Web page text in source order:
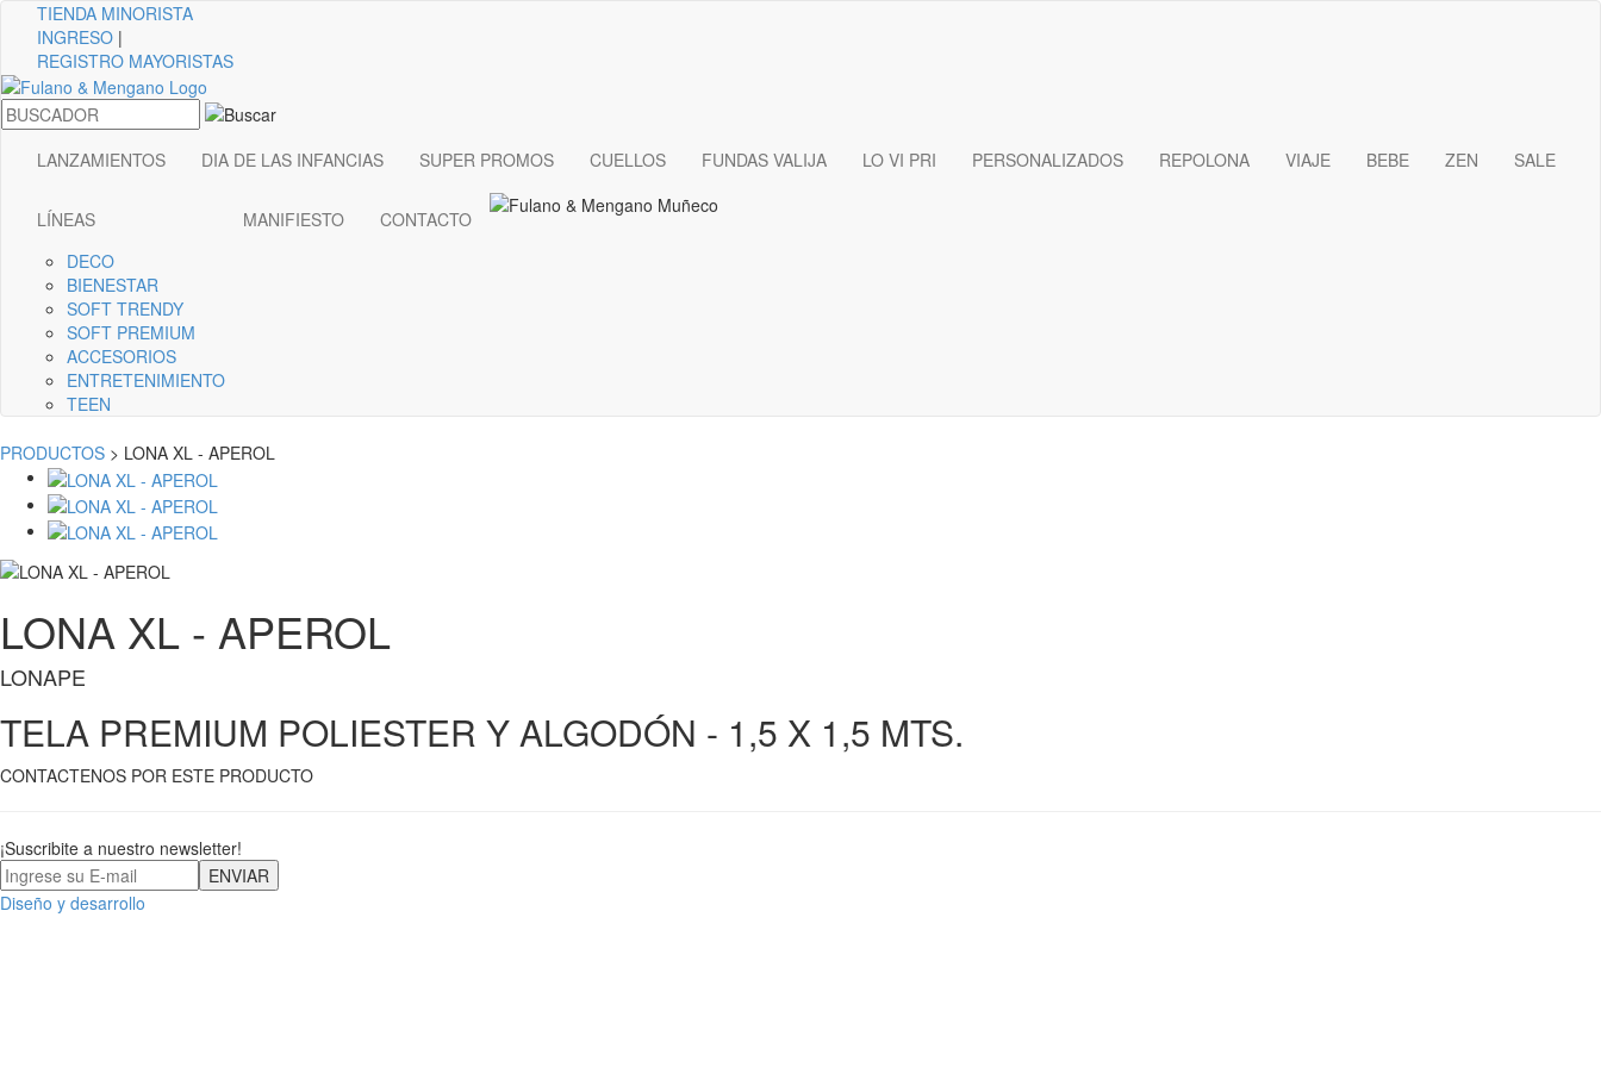
TIENDA MINORISTA
INGRESO |
REGISTRO MAYORISTAS
LANZAMIENTOS DIA DE LAS INFANCIAS SUPER PROMOS CUELLOS FUNDAS VALIJA LO VI PRI PERSONALIZADOS REPOLONA VIAJE BEBE ZEN SALE
LÍNEAS
DECO
BIENESTAR
SOFT TRENDY
SOFT PREMIUM
ACCESORIOS
ENTRETENIMIENTO
TEEN
MANIFIESTO CONTACTO
PRODUCTOS > LONA XL - APEROL
LONA XL - APEROL
LONAPE
TELA PREMIUM POLIESTER Y ALGODÓN - 1,5 X 1,5 MTS.
CONTACTENOS POR ESTE PRODUCTO
¡Suscribite a nuestro newsletter!
Diseño y desarrollo